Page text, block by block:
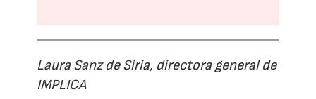
Laura Sanz de Siria, directora general de
IMPLICA